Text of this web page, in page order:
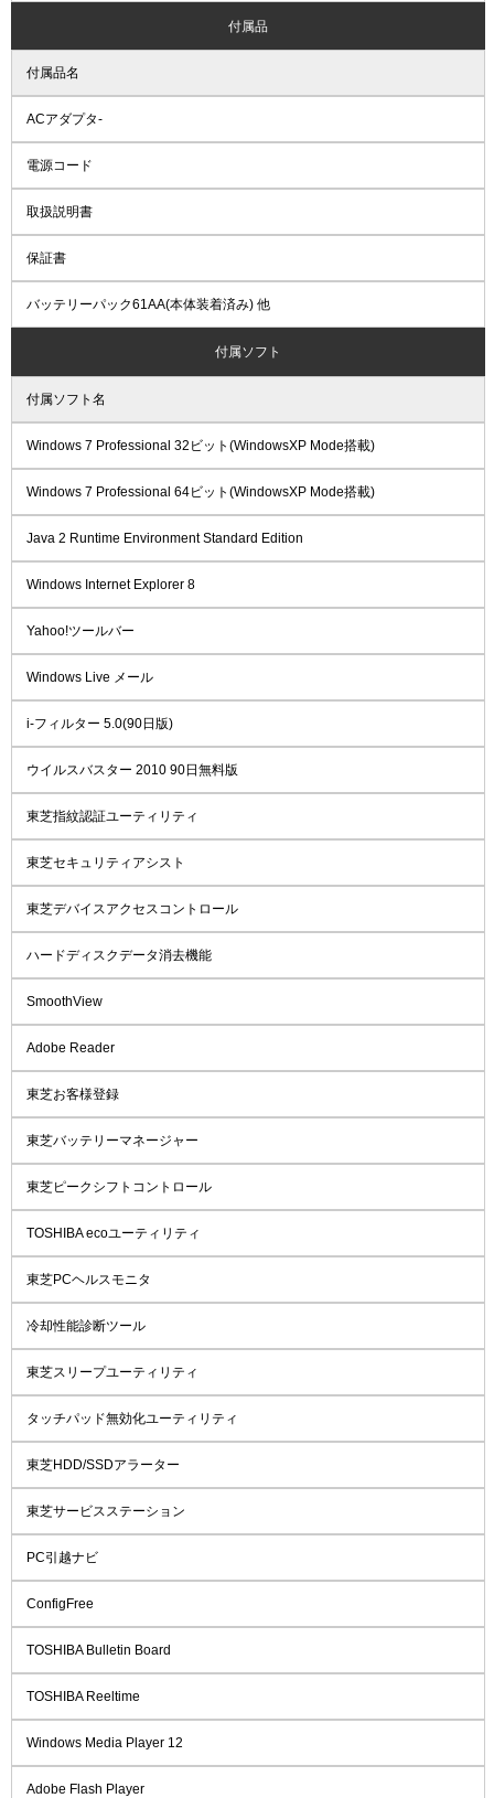
付属品
付属品名
ACアダプタ-
電源コード
取扱説明書
保証書
バッテリーパック61AA(本体装着済み) 他
付属ソフト
付属ソフト名
Windows 7 Professional 32ビット(WindowsXP Mode搭載)
Windows 7 Professional 64ビット(WindowsXP Mode搭載)
Java 2 Runtime Environment Standard Edition
Windows Internet Explorer 8
Yahoo!ツールバー
Windows Live メール
i-フィルター 5.0(90日版)
ウイルスバスター 2010 90日無料版
東芝指紋認証ユーティリティ
東芝セキュリティアシスト
東芝デバイスアクセスコントロール
ハードディスクデータ消去機能
SmoothView
Adobe Reader
東芝お客様登録
東芝バッテリーマネージャー
東芝ピークシフトコントロール
TOSHIBA ecoユーティリティ
東芝PCヘルスモニタ
冷却性能診断ツール
東芝スリープユーティリティ
タッチパッド無効化ユーティリティ
東芝HDD/SSDアラーター
東芝サービスステーション
PC引越ナビ
ConfigFree
TOSHIBA Bulletin Board
TOSHIBA Reeltime
Windows Media Player 12
Adobe Flash Player